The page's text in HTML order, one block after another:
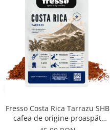
Fresso Costa Rica Tarrazu SHB
cafea de origine proaspăt
prăjită și măcinată